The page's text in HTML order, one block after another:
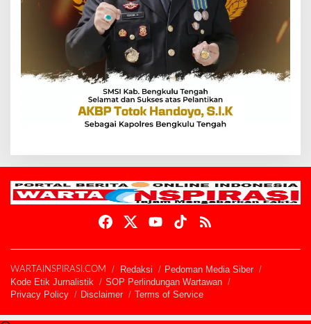
WARTAINSPIRASI.COM Redaksi
Pedoman Media Siber
Kode Etik Jurnalistik
SOP Perlindungan Wartawan
Privacy Policy
Disclaimer Terms of Service